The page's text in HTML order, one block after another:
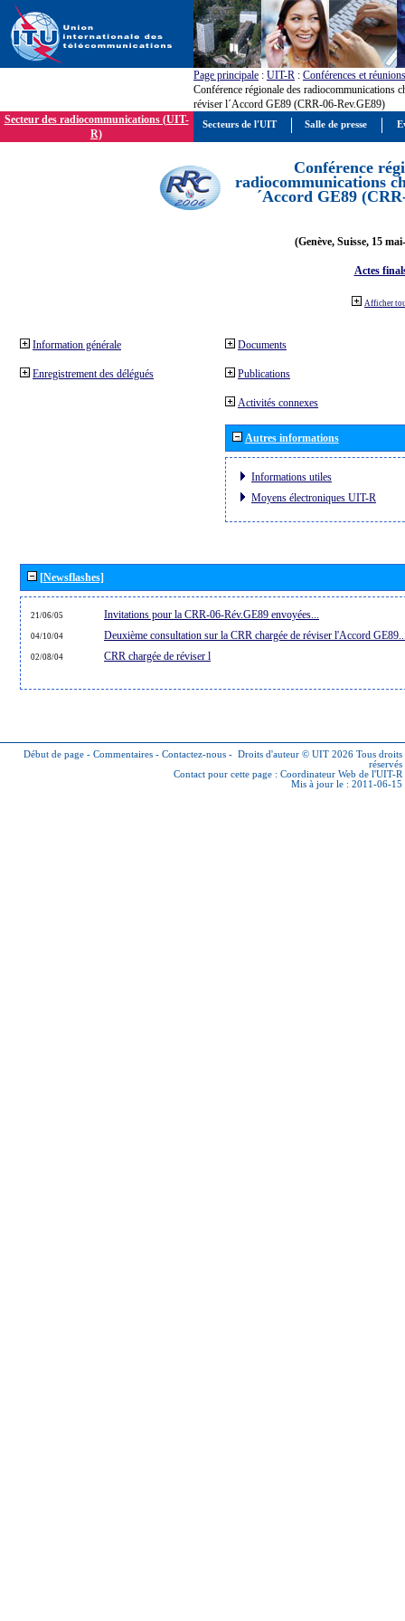
Page principale : UIT-R : Conférences et réunions
Conférence régionale des radiocommunications
réviser l´Accord GE89 (CRR-06-Rev.GE89)
Secteur des radiocommunications (UIT-
R)
Conférence
radiocommunications
´Accord GE89
(Genève, Suisse, 15
Actes
Afficher
Information générale
Enregistrement des délégués
Documents
Publications
Activités connexes
Autres informations
Informations utiles
Moyens électroniques UIT-R
[Newsflashes]
21/06/05 Invitations pour la CRR-06-Rév.GE89 envoyées...
04/10/04 Deuxième consultation sur la CRR chargée de réviser l'Accord
02/08/04 CRR chargée de réviser l
Début de page - Commentaires - Contactez-nous - Droits d'auteur © UIT 2026 Tous droits
réservés
Contact pour cette page : Coordinateur Web de l'UIT-R
Mis à jour le : 2011-06-15
Secteurs de l'UIT Salle de presse